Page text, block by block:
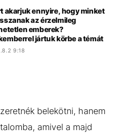
akarjuk ennyire, hogy minket
az érzelmileg
emberek?
jártuk körbe a témát
9:18
belekötni, hanem
amivel a majd